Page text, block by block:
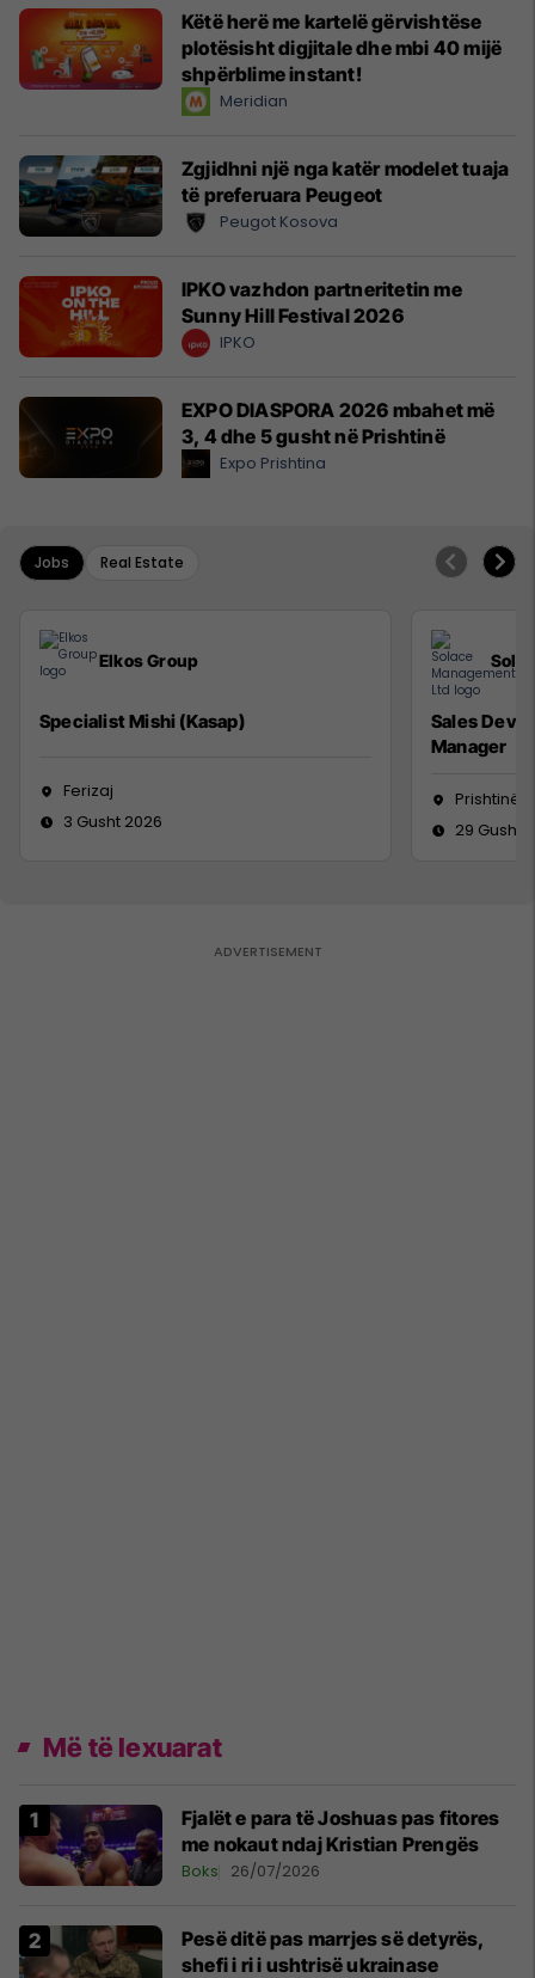
Këtë herë me kartelë gërvishtëse
plotësisht digjitale dhe mbi 40 mijë
shpërblime instant!
Meridian
Zgjidhni një nga katër modelet tuaja
të preferuara Peugeot
Peugot Kosova
IPKO vazhdon partneritetin me
Sunny Hill Festival 2026
IPKO
EXPO DIASPORA 2026 mbahet më
3, 4 dhe 5 gusht në Prishtinë
Expo Prishtina
Jobs Real Estate
Elkos Group
Specialist Mishi (Kasap)
Ferizaj
3 Gusht 2026
Sales
Manager
Prishtinë
29 Gusht
Më të lexuarat
Fjalët e para të Joshuas pas fitores
me nokaut ndaj Kristian Prengës
Boks 26/07/2026
Pesë ditë pas marrjes së detyrës,
shefi i ri i ushtrisë ukrainase